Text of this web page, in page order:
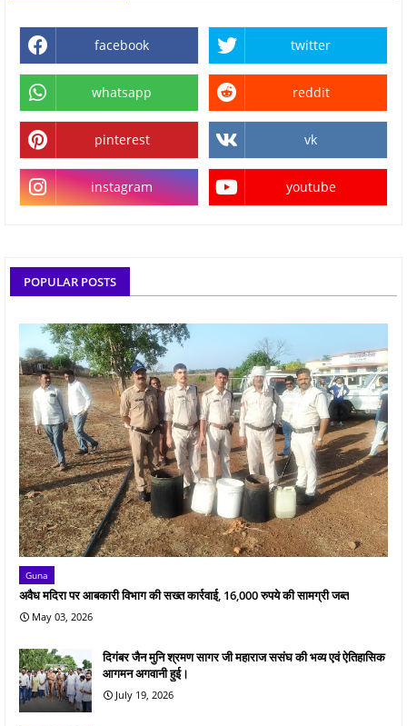
facebook twitter
whatsapp reddit
pinterest vk
instagram youtube
POPULAR POSTS
Guna
अवैध मदिरा पर आबकारी विभाग की सख्त कार्रवाई, 16,000 रुपये की सामग्री जब्त
May 03, 2026
दिगंबर जैन मुनि श्रमण सागर जी महाराज ससंघ की भव्य एवं ऐतिहासिक
आगमन अगवानी हुई।
July 19, 2026